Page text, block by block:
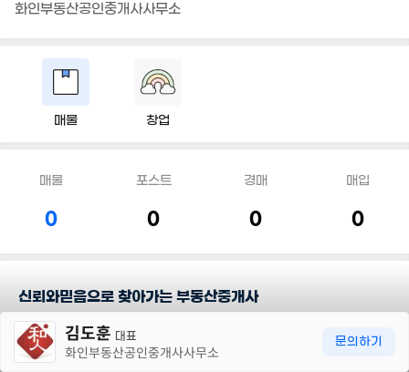
화인부동산공인중개사사무소
매물 창업
매물
0
포스트
0
경매
0
매입
0
신뢰와믿음으로 찾아가는 부동산중개사
담당지역김도훈 대표
화인부동산공인중개사사무소
문의하기